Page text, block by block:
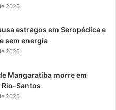
2026
estragos em Seropédica e
sem energia
2026
Mangaratiba morre em
Santos
2026